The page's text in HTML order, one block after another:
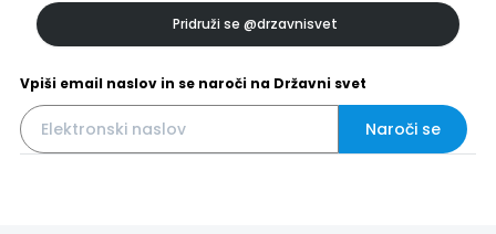
Pridruži se @drzavnisvet
Vpiši email naslov in se naroči na Državni svet
Naroči se